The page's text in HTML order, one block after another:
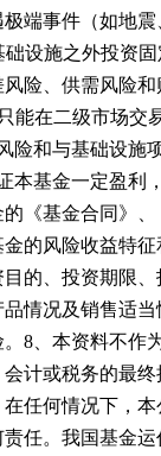
端事件（如地
设施之外投资
险、供需风险
能在二级市场交
险和与基础设施
基金一定盈利
《基金合同》
的风险收益特
的、投资期限
情况及销售适当
8、本资料不作
计或税务的最
任何情况下，
任。我国基金